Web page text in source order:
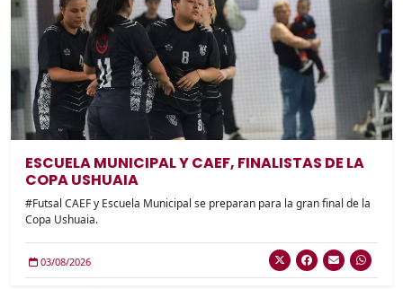
ESCUELA MUNICIPAL Y CAEF, FINALISTAS DE LA
COPA USHUAIA
#Futsal CAEF y Escuela Municipal se preparan para la gran final de la
Copa Ushuaia.
03/08/2026